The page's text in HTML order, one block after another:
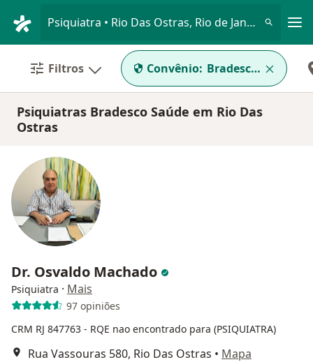
Psiquiatra • Rio Das Ostras, Rio de Janeiro RJ
Filtros Convênio: Bradesco Saúde
Psiquiatras Bradesco Saúde em Rio Das
Ostras
Dr. Osvaldo Machado
Psiquiatra · Mais
97 opiniões
CRM RJ 847763 - RQE nao encontrado para (PSIQUIATRA)
Rua Vassouras 580, Rio Das Ostras • Mapa